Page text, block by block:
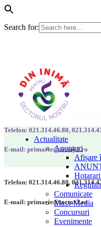
Search for:
Actualitate
Anunțuri
Afișare
Comunicate
Mass-Media
Concursuri
Evenimente
Telefon: 021.314.46.80,
E-mail: primarie@sector5.ro
Telefon: 021.314.46.80,
E-mail: primarie@sector5.ro